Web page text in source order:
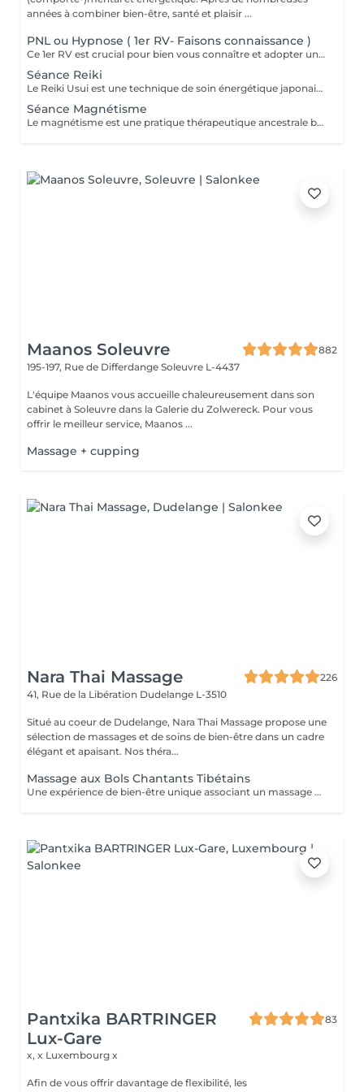
années à combiner bien-être, santé et plaisir ...
PNL ou Hypnose ( 1er RV- Faisons connaissance )
Ce 1er RV est crucial pour bien vous connaître et adopter une approche personnalisée et efficace lors des prochaines séances.
Séance Reiki
Le Reiki Usui est une technique de soin énergétique japonaise, fondée par Mikao Usui au début du XXème siècle. Elle repose sur le principe de transmission de l'énergie universelle par imposition des mains pour favoriser la guérison et le bien-être. Les bienfaits du Reiki incluent l'harmonisation du corps et de l'esprit, la réduction du stress et la promotion de la relaxation pour une amélioration de la qualité du sommeil, le renforcement du système immunitaire et l'équilibrage des émotions. Le Reiki peut être utilisé pour soulager une douleur ponctuelle ou pour accompagner un traitement plus lourd.
Séance Magnétisme
Le magnétisme est une pratique thérapeutique ancestrale basée sur l'utilisation de l'énergie universelle. Il repose sur le principe que le corps humain émet et reçoit des énergies en fonction de blessures et/ou de besoins. Le magnétiseur peut rééquilibrer ces flux énergétiques par imposition des mains. Cela contribue à la réduction des douleurs, l'amélioration de la circulation sanguine et le renforcement des défenses naturelles de l'organisme, mais aussi à la diminution du stress, l'accélération de la cicatrisation et l'amélioration du bien-être général.
Maanos Soleuvre
882
195-197, Rue de Differdange Soleuvre L-4437
L'équipe Maanos vous accueille chaleureusement dans son
cabinet à Soleuvre dans la Galerie du Zolwereck. Pour vous
offrir le meilleur service, Maanos ...
Massage + cupping
Nara Thai Massage
226
41, Rue de la Libération Dudelange L-3510
Situé au coeur de Dudelange, Nara Thai Massage propose une
sélection de massages et de soins de bien-être dans un cadre
élégant et apaisant. Nos théra...
Massage aux Bols Chantants Tibétains
Une expérience de bien-être unique associant un massage doux, des huiles aromatiques et les sons apaisants des bols chantants tibétains. Les vibrations harmonieuses et les tonalités relaxantes créent une atmosphère immersive propice à la détente et à la déconnexion du quotidien.
Pantxika BARTRINGER
Lux-Gare
83
x, x Luxembourg x
Afin de vous offrir davantage de flexibilité, les